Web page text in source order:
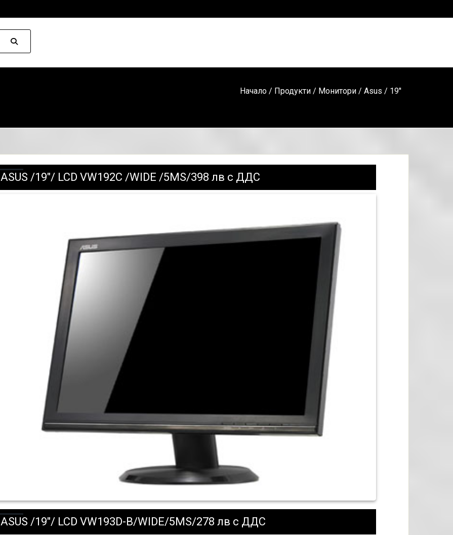
Начало / Продукти / Монитори / Asus / 19''
ASUS /19"/ LCD VW192C /WIDE /5MS/398 лв с ДДС
ASUS /19"/ LCD VW193D-B/WIDE/5MS/278 лв с ДДС